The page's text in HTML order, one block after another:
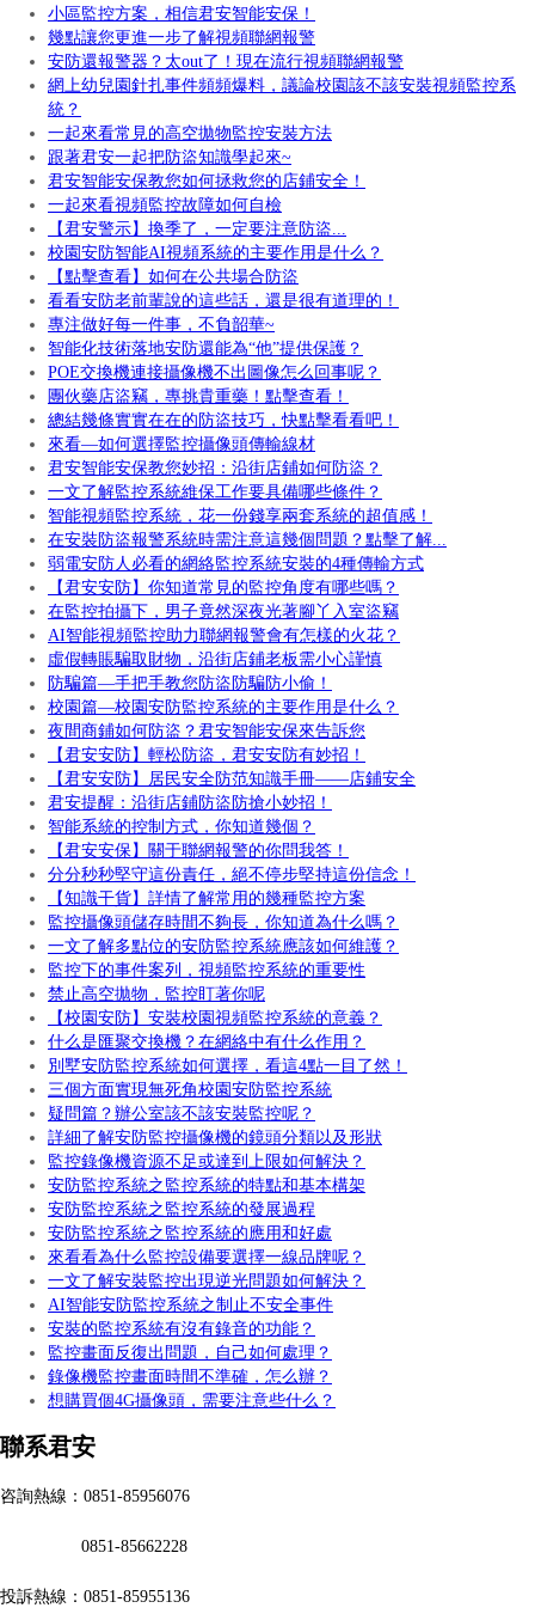
小區監控方案，相信君安智能安保！
幾點讓您更進一步了解視頻聯網報警
安防還報警器？太out了！現在流行視頻聯網報警
網上幼兒園針扎事件頻頻爆料，議論校園該不該安裝視頻監控系
統？
一起來看常見的高空拋物監控安裝方法
跟著君安一起把防盜知識學起來~
君安智能安保教您如何拯救您的店鋪安全！
一起來看視頻監控故障如何自檢
【君安警示】換季了，一定要注意防盜...
校園安防智能AI視頻系統的主要作用是什么？
【點擊查看】如何在公共場合防盜
看看安防老前輩說的這些話，還是很有道理的！
專注做好每一件事，不負韶華~
智能化技術落地安防還能為“他”提供保護？
POE交換機連接攝像機不出圖像怎么回事呢？
團伙藥店盜竊，專挑貴重藥！點擊查看！
總結幾條實實在在的防盜技巧，快點擊看看吧！
來看—如何選擇監控攝像頭傳輸線材
君安智能安保教您妙招：沿街店鋪如何防盜？
一文了解監控系統維保工作要具備哪些條件？
智能視頻監控系統，花一份錢享兩套系統的超值感！
在安裝防盜報警系統時需注意這幾個問題？點擊了解...
弱電安防人必看的網絡監控系統安裝的4種傳輸方式
【君安安防】你知道常見的監控角度有哪些嗎？
在監控拍攝下，男子竟然深夜光著腳丫入室盜竊
AI智能視頻監控助力聯網報警會有怎樣的火花？
虛假轉賬騙取財物，沿街店鋪老板需小心謹慎
防騙篇—手把手教您防盜防騙防小偷！
校園篇—校園安防監控系統的主要作用是什么？
夜間商鋪如何防盜？君安智能安保來告訴您
【君安安防】輕松防盜，君安安防有妙招！
【君安安防】居民安全防范知識手冊——店鋪安全
君安提醒：沿街店鋪防盜防搶小妙招！
智能系統的控制方式，你知道幾個？
【君安安保】關于聯網報警的你問我答！
分分秒秒堅守這份責任，絕不停步堅持這份信念！
【知識干貨】詳情了解常用的幾種監控方案
監控攝像頭儲存時間不夠長，你知道為什么嗎？
一文了解多點位的安防監控系統應該如何維護？
監控下的事件案列，視頻監控系統的重要性
禁止高空拋物，監控盯著你呢
【校園安防】安裝校園視頻監控系統的意義？
什么是匯聚交換機？在網絡中有什么作用？
別墅安防監控系統如何選擇，看這4點一目了然！
三個方面實現無死角校園安防監控系統
疑問篇？辦公室該不該安裝監控呢？
詳細了解安防監控攝像機的鏡頭分類以及形狀
監控錄像機資源不足或達到上限如何解決？
安防監控系統之監控系統的特點和基本構架
安防監控系統之監控系統的發展過程
安防監控系統之監控系統的應用和好處
來看看為什么監控設備要選擇一線品牌呢？
一文了解安裝監控出現逆光問題如何解決？
AI智能安防監控系統之制止不安全事件
安裝的監控系統有沒有錄音的功能？
監控畫面反復出問題，自己如何處理？
錄像機監控畫面時間不準確，怎么辦？
想購買個4G攝像頭，需要注意些什么？
聯系君安
咨詢熱線：0851-85956076
0851-85662228
投訴熱線：0851-85955136